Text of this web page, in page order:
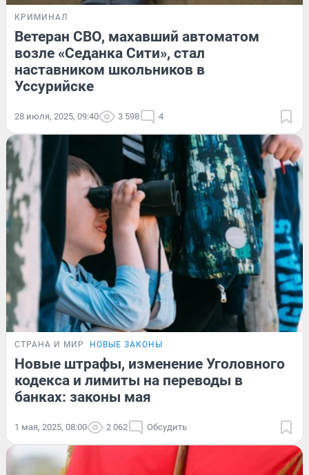
КРИМИНАЛ
Ветеран СВО, махавший автоматом
возле «Седанка Сити», стал
наставником школьников в
Уссурийске
28 июля, 2025, 09:40 3 598 4
СТРАНА И МИР НОВЫЕ ЗАКОНЫ
Новые штрафы, изменение Уголовного
кодекса и лимиты на переводы в
банках: законы мая
1 мая, 2025, 08:00 2 062 Обсудить